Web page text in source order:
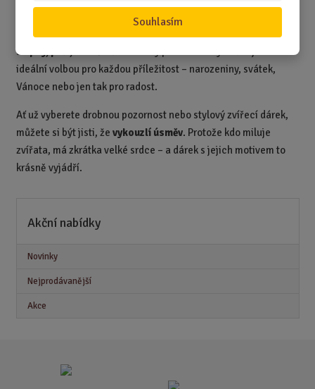
Souhlasím
Díky tomu snadno najdete dárek přesně podle obdarovaného –
ať už má doma mazlíčka, nebo prostě miluje všechno, co má
tlapky, peří, srst či hřívu
ideální volbou pro každou příležitost – narozeniny, svátek,
Vánoce nebo jen tak pro radost.
Ať už vyberete drobnou pozornost nebo stylový zvířecí dárek,
můžete si být jisti, že vykouzlí úsměv. Protože kdo miluje
zvířata, má zkrátka velké srdce – a dárek s jejich motivem to
krásně vyjádří.
Akční nabídky
Novinky
Nejprodávanější
Akce